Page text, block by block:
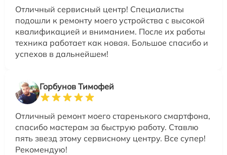
Отличный сервисный центр! Специалисты
подошли к ремонту моего устройства с высокой
квалификацией и вниманием. После их работы
техника работает как новая. Большое спасибо и
успехов в дальнейшем!
Горбунов Тимофей
Отличный ремонт моего старенького смартфона,
спасибо мастерам за быструю работу. Ставлю
пять звезд этому сервисному центру. Все супер!
Рекомендую!